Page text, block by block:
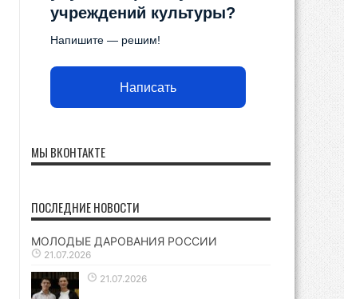
учреждений культуры?
Напишите — решим!
Написать
МЫ ВКОНТАКТЕ
ПОСЛЕДНИЕ НОВОСТИ
МОЛОДЫЕ ДАРОВАНИЯ РОССИИ
21.07.2026
21.07.2026